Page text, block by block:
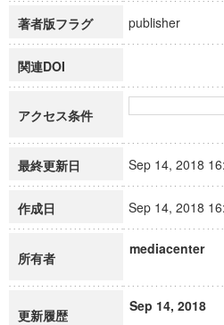
著者版フラグ publisher
関連DOI
アクセス条件
最終更新日 Sep 14, 2018
作成日 Sep 14, 2018
所有者
mediacenter
更新履歴
Sep 14, 2018